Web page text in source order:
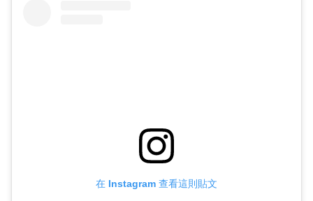
在 Instagram 查看這則貼文